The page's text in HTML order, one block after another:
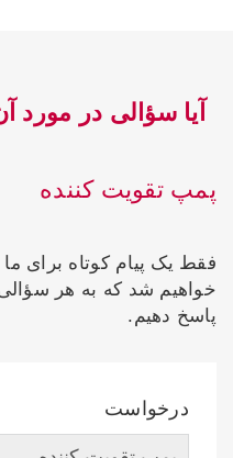
آیا سؤالی در مورد
پمپ تقویت کننده
فقط یک پیام کوتاه برای
خواهیم شد که به هر
پاسخ دهیم.
درخواست